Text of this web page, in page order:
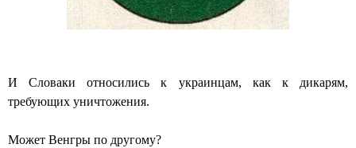
И Словаки относились к украинцам, как к дикарям,
требующих уничтожения.
Может Венгры по другому?